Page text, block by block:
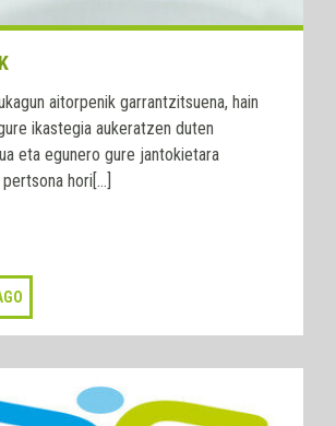
aitorpenik garrantzitsuena, hain
ikastegia aukeratzen duten
eta egunero gure jantokietara
hori[...]